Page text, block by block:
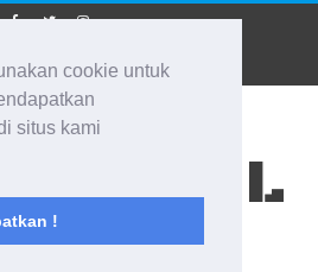
cookie untuk
situs kami
!
KALSEL
Ke Segala Arah